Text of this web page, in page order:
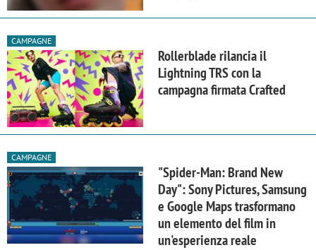
CAMPAGNE
Rollerblade rilancia il
Lightning TRS con la
campagna firmata Crafted
CAMPAGNE
"Spider-Man: Brand New
Day": Sony Pictures, Samsung
e Google Maps trasformano
un elemento del film in
un'esperienza reale